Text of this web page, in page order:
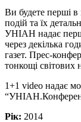
Ви будете перші в
подій та їх
УНІАН надає
через декілька
газет. Прес-
тонкощі світових
1+1 video надає
Рік: 2014